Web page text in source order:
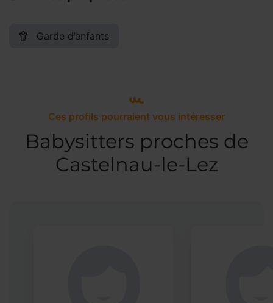
Garde d’enfants
Ces profils pourraient vous intéresser
Babysitters proches de
Castelnau-le-Lez